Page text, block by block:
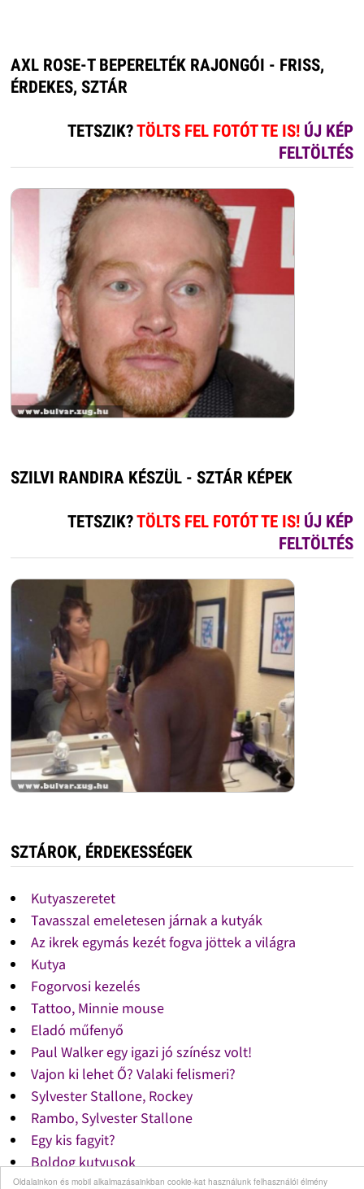
Oldalainkon és mobil alkalmazásainkban cookie-kat használunk felhasználói élmény
AXL ROSE-T BEPERELTÉK RAJONGÓI - FRISS,
ÉRDEKES, SZTÁR
TETSZIK?TÖLTS FEL FOTÓT TE IS! ÚJ KÉP
FELTÖLTÉS
SZILVI RANDIRA KÉSZÜL - SZTÁR KÉPEK
TETSZIK?TÖLTS FEL FOTÓT TE IS! ÚJ KÉP
FELTÖLTÉS
SZTÁROK, ÉRDEKESSÉGEK
Kutyaszeretet
Tavasszal emeletesen járnak a kutyák
Az ikrek egymás kezét fogva jöttek a világra
Kutya
Fogorvosi kezelés
Tattoo, Minnie mouse
Eladó műfenyő
Paul Walker egy igazi jó színész volt!
Vajon ki lehet Ő? Valaki felismeri?
Sylvester Stallone, Rockey
Rambo, Sylvester Stallone
Egy kis fagyit?
Boldog kutyusok
Macska pulóver